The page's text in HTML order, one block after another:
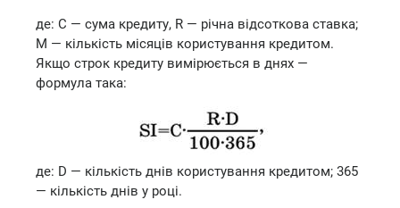
де: С — сума кредиту, R — річна відсоткова ставка;
М — кількість місяців користування кредитом.
Якщо строк кредиту вимірюється в днях —
формула така:
де: D — кількість днів користування кредитом; 365
— кількість днів у році.